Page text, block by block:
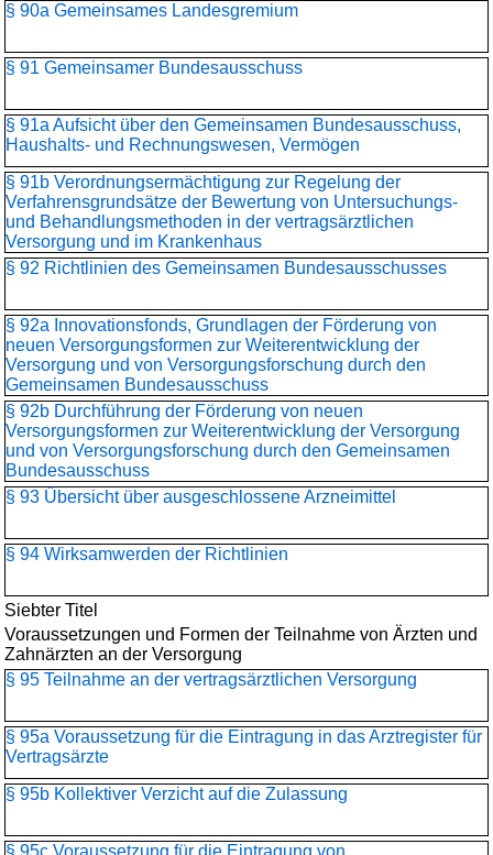
§ 90a Gemeinsames Landesgremium
§ 91 Gemeinsamer Bundesausschuss
§ 91a Aufsicht über den Gemeinsamen Bundesausschuss,
Haushalts- und Rechnungswesen, Vermögen
§ 91b Verordnungsermächtigung zur Regelung der
Verfahrensgrundsätze der Bewertung von Untersuchungs-
und Behandlungsmethoden in der vertragsärztlichen
Versorgung und im Krankenhaus
§ 92 Richtlinien des Gemeinsamen Bundesausschusses
§ 92a Innovationsfonds, Grundlagen der Förderung von
neuen Versorgungsformen zur Weiterentwicklung der
Versorgung und von Versorgungsforschung durch den
Gemeinsamen Bundesausschuss
§ 92b Durchführung der Förderung von neuen
Versorgungsformen zur Weiterentwicklung der Versorgung
und von Versorgungsforschung durch den Gemeinsamen
Bundesausschuss
§ 93 Übersicht über ausgeschlossene Arzneimittel
§ 94 Wirksamwerden der Richtlinien
Siebter Titel
Voraussetzungen und Formen der Teilnahme von Ärzten und
Zahnärzten an der Versorgung
§ 95 Teilnahme an der vertragsärztlichen Versorgung
§ 95a Voraussetzung für die Eintragung in das Arztregister für
Vertragsärzte
§ 95b Kollektiver Verzicht auf die Zulassung
§ 95c Voraussetzung für die Eintragung von